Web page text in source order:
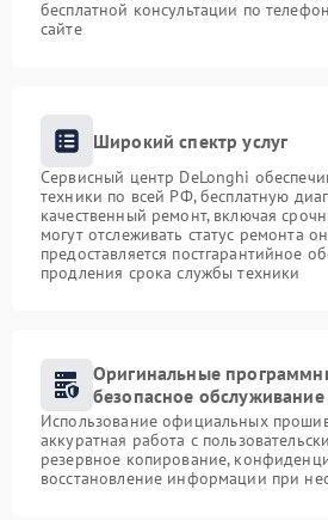
бесплатной консультации по
сайте
Широкий спектр услуг
Сервисный центр DeLonghi
техники по всей РФ, бесплатную
качественный ремонт, включая
могут отслеживать статус ремонта
предоставляется постгарантийное
продления срока службы техники
Оригинальные
безопасное
Использование официальных
аккуратная работа с
резервное копирование,
восстановление информации при